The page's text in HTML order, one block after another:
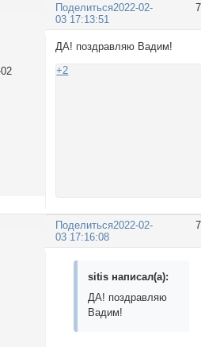
Поделиться2022-02-
03 17:13:51
ДА! поздравляю Вадим!
+2
Поделиться2022-02-
03 17:16:08
sitis написал(а):
ДА! поздравляю
Вадим!